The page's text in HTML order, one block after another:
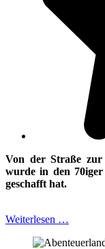
Von der Straße
wurde in den
geschafft hat.
Weiterlesen …